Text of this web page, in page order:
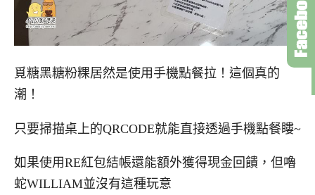
覓糖黑糖粉粿居然是使用手機點餐拉！這個真的
潮！
只要掃描桌上的QRCODE就能直接透過手機點餐瞜~
如果使用RE紅包結帳還能額外獲得現金回饋，但嚕
蛇WILLIAM並沒有這種玩意